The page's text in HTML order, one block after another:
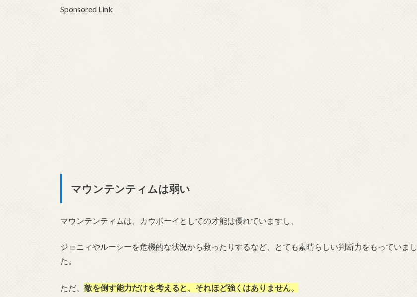
Sponsored Link
マウンテンティムは弱い
マウンテンティムは、カウボーイとしての才能は優れていますし、
ジョニィやルーシーを危機的な状況から救ったりするなど、とても素晴らしい判断力をもっていまし
た。
ただ、 敵を倒す能力だけを考えると、それほど強くはありません。